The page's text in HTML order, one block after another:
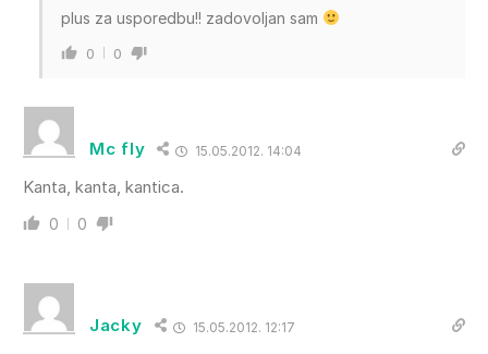
plus za usporedbu!! zadovoljan sam
0 0
Mc fly 15.05.2012. 14:04
Kanta, kanta, kantica.
0 0
Jacky 15.05.2012. 12:17